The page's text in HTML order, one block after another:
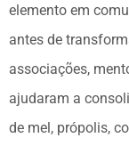
elemento em
antes de
associações,
ajudaram a
de mel, própolis,